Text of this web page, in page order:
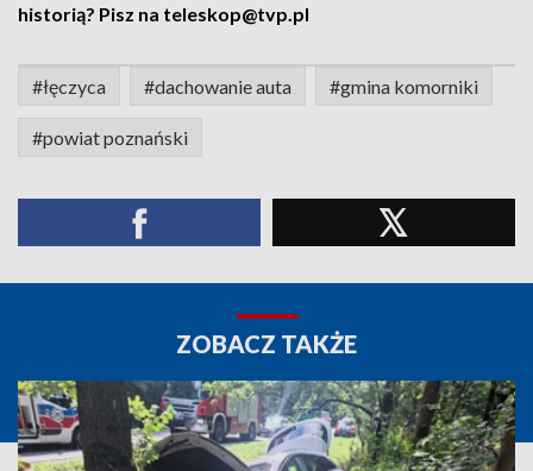
historią? Pisz na teleskop@tvp.pl
#łęczyca #dachowanie auta #gmina komorniki
#powiat poznański
ZOBACZ TAKŻE